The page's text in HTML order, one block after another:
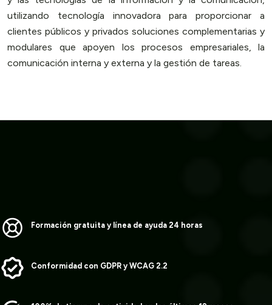
utilizando tecnología innovadora para proporcionar a
clientes públicos y privados soluciones complementarias y
modulares que apoyen los procesos empresariales, la
comunicación interna y externa y la gestión de tareas.
Formación gratuita y línea de ayuda 24 horas
Conformidad con GDPR y WCAG 2.2